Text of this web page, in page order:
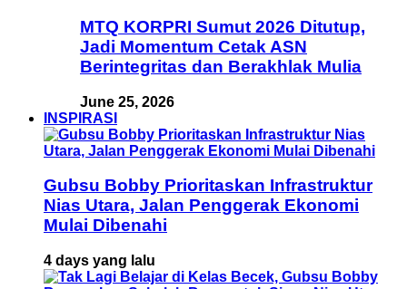
MTQ KORPRI Sumut 2026 Ditutup,
Jadi Momentum Cetak ASN
Berintegritas dan Berakhlak Mulia
June 25, 2026
INSPIRASI
Gubsu Bobby Prioritaskan Infrastruktur
Nias Utara, Jalan Penggerak Ekonomi
Mulai Dibenahi
4 days yang lalu